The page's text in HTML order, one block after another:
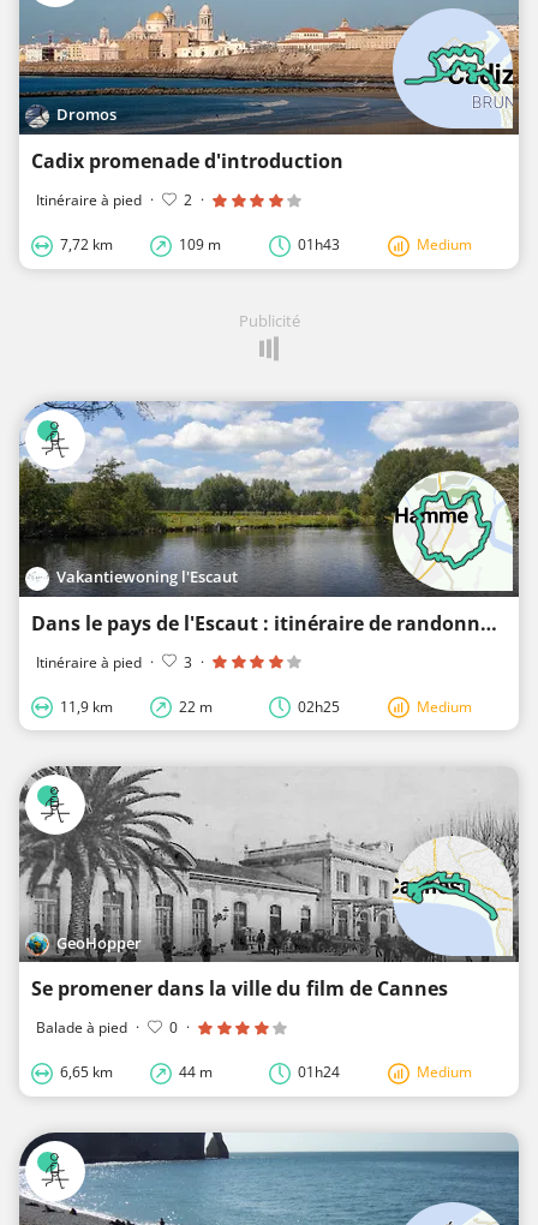
Dromos
Cadix promenade d'introduction
Itinéraire à pied · 2 ·
7,72 km 109 m 01h43 Medium
Publicité
Vakantiewoning l'Escaut
Dans le pays de l'Escaut : itinéraire de randonnée Mirabrug, le Bunt, Driegoten
Itinéraire à pied · 3 ·
11,9 km 22 m 02h25 Medium
GeoHopper
Se promener dans la ville du film de Cannes
Balade à pied · 0 ·
6,65 km 44 m 01h24 Medium